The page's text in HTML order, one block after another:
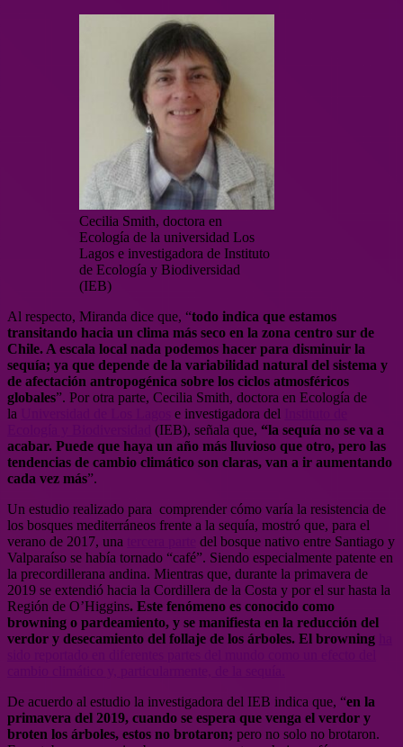
Cecilia Smith, doctora en
Ecología de la universidad Los
Lagos e investigadora de Instituto
de Ecología y Biodiversidad
(IEB)
Al respecto, Miranda dice que, “todo indica que estamos
transitando hacia un clima más seco en la zona centro sur de
Chile. A escala local nada podemos hacer para disminuir la
sequía; ya que depende de la variabilidad natural del sistema y
de afectación antropogénica sobre los ciclos atmosféricos
globales”. Por otra parte, Cecilia Smith, doctora en Ecología de
la
e investigadora del
(IEB), señala que, “la sequía no se va a
acabar. Puede que haya un año más lluvioso que otro, pero las
tendencias de cambio climático son claras, van a ir aumentando
cada vez más”.
Un estudio realizado para comprender cómo varía la resistencia de
los bosques mediterráneos frente a la sequía, mostró que, para el
verano de 2017, una
del bosque nativo entre Santiago y
Valparaíso se había tornado “café”. Siendo especialmente patente en
la precordillerana andina. Mientras que, durante la primavera de
2019 se extendió hacia la Cordillera de la Costa y por el sur hasta la
Región de O’Higgins. Este fenómeno es conocido como
browning o pardeamiento, y se manifiesta en la reducción del
verdor y desecamiento del follaje de los árboles. El browning
De acuerdo al estudio la investigadora del IEB indica que, “en la
primavera del 2019, cuando se espera que venga el verdor y
broten los árboles, estos no brotaron; pero no solo no brotaron.